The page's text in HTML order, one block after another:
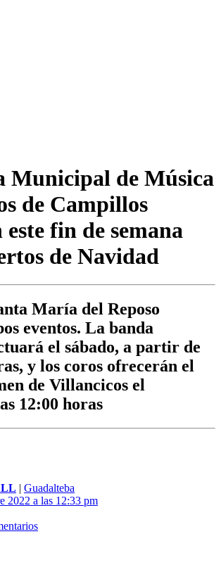
Municipal de Música
de Campillos
fin de semana
de Navidad
María del Reposo
eventos. La banda
el sábado, a partir de
y los coros ofrecerán el
de Villancicos el
12:00 horas
| Guadalteba
2022 a las 12:33 pm